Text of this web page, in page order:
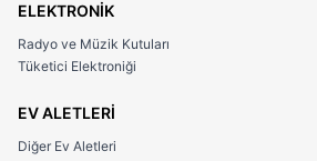
ELEKTRONİK
Radyo ve Müzik Kutuları
Tüketici Elektroniği
EV ALETLERİ
Diğer Ev Aletleri